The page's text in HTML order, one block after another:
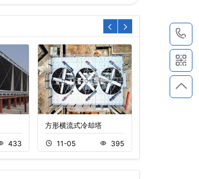
433
方形横流式冷却塔
11-05 395